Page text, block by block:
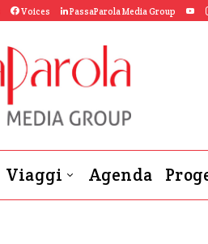
Voices PassaParola Media Group
Viaggi Agenda